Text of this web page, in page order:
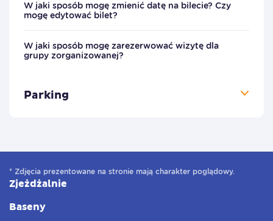
W jaki sposób mogę zmienić datę na bilecie? Czy
mogę edytować bilet?
W jaki sposób mogę zarezerwować wizytę dla
grupy zorganizowanej?
Parking
* Zdjęcia prezentowane na stronie mają charakter poglądowy.
Zjeżdżalnie
Baseny